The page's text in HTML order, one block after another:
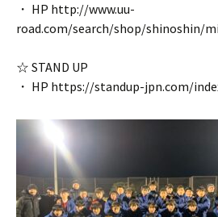
・ HP http://www.uu-
road.com/search/shop/shinoshin/
☆ STAND UP
・ HP https://standup-jpn.com/